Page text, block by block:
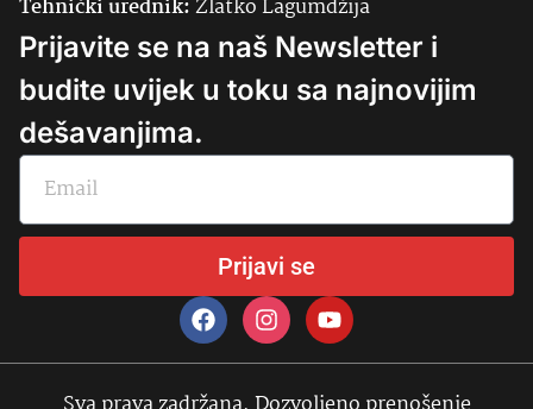
Tehnički urednik:Zlatko Lagumdžija
Prijavite se na naš Newsletter i
budite uvijek u toku sa najnovijim
dešavanjima.
Prijavi se